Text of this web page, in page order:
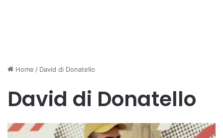
Home / David di Donatello
David di Donatello